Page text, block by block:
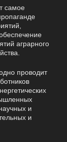
самое
аграрного
проводит
и
и